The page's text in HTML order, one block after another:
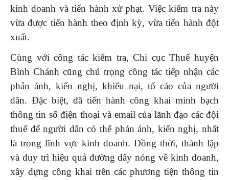
kinh doanh và tiến hành xử phạt. Việc kiểm tra này
vừa được tiến hành theo định kỳ, vừa tiến hành đột
xuất.
Cùng với công tác kiểm tra, Chi cục Thuế huyện
Bình Chánh cũng chú trọng công tác tiếp nhận các
phản ánh, kiến nghị, khiếu nại, tố cáo của người
dân. Đặc biệt, đã tiến hành công khai minh bạch
thông tin số điện thoại và email của lãnh đạo các đội
thuế để người dân có thể phản ánh, kiến nghị, nhất
là trong lĩnh vực kinh doanh. Đồng thời, thành lập
và duy trì hiệu quả đường dây nóng về kinh doanh,
xây dựng công khai trên các phương tiện thông tin